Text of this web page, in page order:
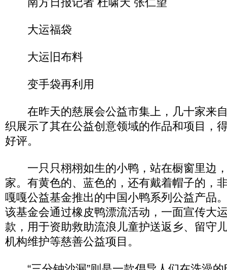
大运福袋
大运旧布料
变手袋再利用
在昨天的慈展会公益市集上，几十家来
织展示了其在公益创意领域的作品和项目，
好评。
一只只栩栩如生的小鸭，站在橱窗里边，
家。有黄色的、蓝色的，还有戴着帽子的，
嘎嘎公益基金推出的中国小鸭系列公益产品
该基金会通过橡皮鸭漂流活动，一面宣传大
款，用于资助救助流浪儿童护送返乡、留守
机构维护等慈善公益项目。